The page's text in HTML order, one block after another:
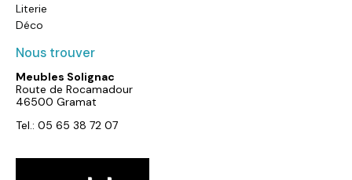
Literie
Déco
Nous trouver
Meubles Solignac
Route de Rocamadour
46500 Gramat
Tel.: 05 65 38 72 07